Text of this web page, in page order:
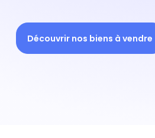
Découvrir nos biens à vendre